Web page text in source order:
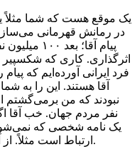
یک موقع هست که شما مثلاً
در رمانش قهرمانی
پیام آقا؛
اثرگذاری. کاری که شکسپیر
فرد ایرانی آورده‌ایم که
آقا هستند. این را به
ارتباط است مثلاً. از آن طریق استفاده کنید. مهم ابزار است.